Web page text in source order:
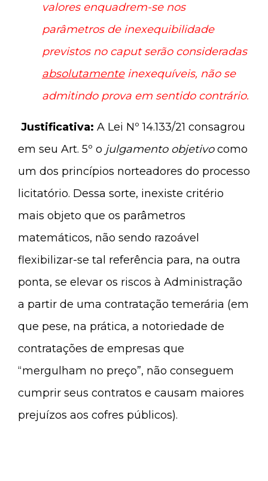
valores enquadrem-se nos
parâmetros de inexequibilidade
previstos no caput serão consideradas
absolutamenteinexequíveis, não se
admitindo prova em sentido contrário.
Justificativa: A Lei Nº 14.133/21 consagrou
em seu Art. 5º o julgamento objetivocomo
um dos princípios norteadores do processo
licitatório. Dessa sorte, inexiste critério
mais objeto que os parâmetros
matemáticos, não sendo razoável
flexibilizar-se tal referência para, na outra
ponta, se elevar os riscos à Administração
a partir de uma contratação temerária (em
que pese, na prática, a notoriedade de
contratações de empresas que
“mergulham no preço”, não conseguem
cumprir seus contratos e causam maiores
prejuízos aos cofres públicos).